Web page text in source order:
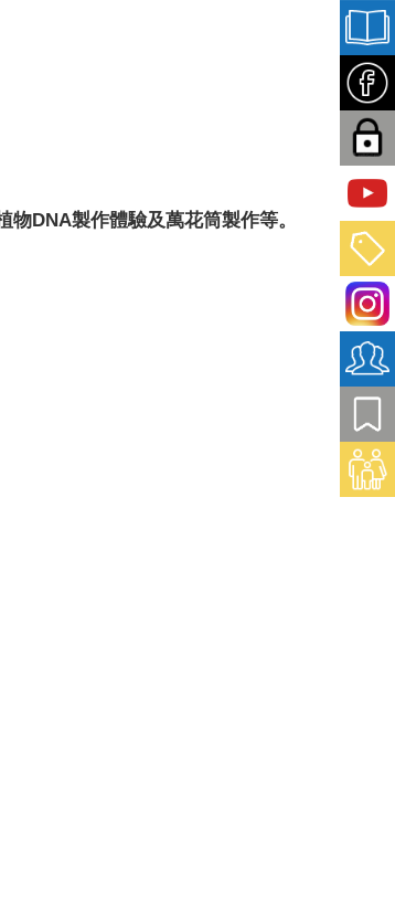
DNA製作體驗及萬花筒製作等。